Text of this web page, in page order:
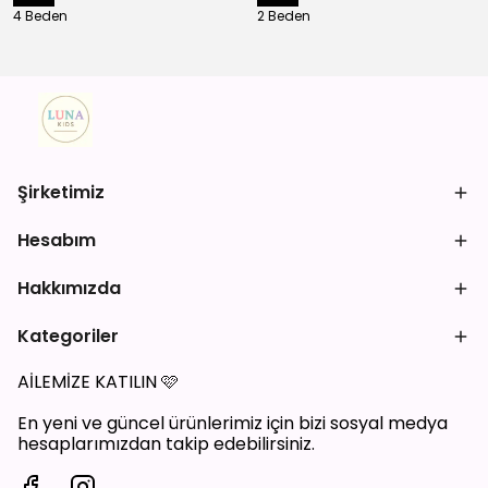
4 Beden 2 Beden
Şirketimiz
Hesabım
Hakkımızda
Kategoriler
AİLEMİZE KATILIN🩷
En yeni ve güncel ürünlerimiz için bizi sosyal medya
hesaplarımızdan takip edebilirsiniz.